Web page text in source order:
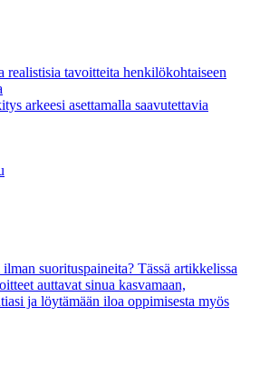
realistisia tavoitteita henkilökohtaiseen
arkeesi asettamalla saavutettavia
suorituspaineita? Tässä artikkelissa
auttavat sinua kasvamaan,
ja löytämään iloa oppimisesta myös